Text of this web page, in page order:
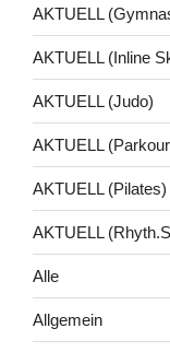
AKTUELL
AKTUELL (Inline
AKTUELL (Judo)
AKTUELL
AKTUELL (Pilates)
AKTUELL
Alle
Allgemein